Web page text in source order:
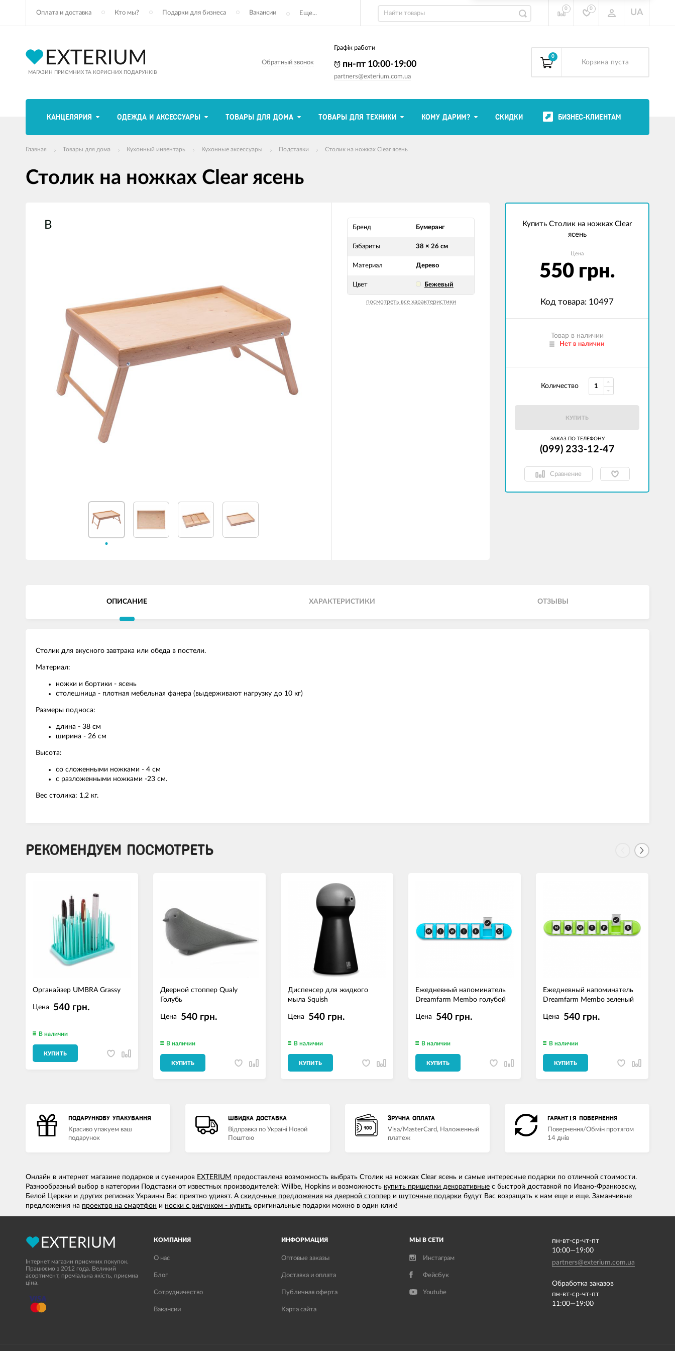
Оплата и доставка Кто мы? Подарки для бизнеса Вакансии Еще...
0 0 UA
МАГАЗИН ПРИЄМНИХ ТА КОРИСНИХ ПОДАРУНКІВ
Обратный звонок
Графік работи
пн-пт 10:00-19:00
partners@exterium.com.ua
0
Корзина пуста
КАНЦЕЛЯРИЯ ОДЕЖДА И АКСЕССУАРЫ ТОВАРЫ ДЛЯ ДОМА ТОВАРЫ ДЛЯ ТЕХНИКИ КОМУ ДАРИМ? СКИДКИ БИЗНЕС-КЛИЕНТАМ
Главная Товары для дома Кухонный инвентарь Кухонные аксессуары Подставки Столик на ножках Clear ясень
Столик на ножках Clear ясень
Бренд Бумеранг
Габариты 38 × 26 см
Материал Дерево
Цвет Бежевый
посмотреть все характеристики
Купить Столик на ножках Clear
ясень
Цена
550 грн.
Код товара: 10497
Товар в наличии
Нет в наличии
Количество
КУПИТЬ
ЗАКАЗ ПО ТЕЛЕФОНУ
(099) 233-12-47
Сравнение
ОПИСАНИЕ ХАРАКТЕРИСТИКИ ОТЗЫВЫ
Столик для вкусного завтрака или обеда в постели.
Материал:
ножки и бортики - ясень
столешница - плотная мебельная фанера (выдерживают нагрузку до 10 кг)
Размеры подноса:
длина - 38 см
ширина - 26 см
Высота:
со сложенными ножками - 4 см
с разложенными ножками -23 см.
Вес столика: 1,2 кг.
РЕКОМЕНДУЕМ ПОСМОТРЕТЬ
Органайзер UMBRA Grassy
Цена 540 грн.
В наличии
КУПИТЬ
Дверной стоппер Qualy
Голубь
Цена 540 грн.
В наличии
КУПИТЬ
Диспенсер для жидкого
мыла Squish
Цена 540 грн.
В наличии
КУПИТЬ
Ежедневный напоминатель
Dreamfarm Membo голубой
Цена 540 грн.
В наличии
КУПИТЬ
Ежедневный напоминатель
Dreamfarm Membo зеленый
Цена 540 грн.
В наличии
КУПИТЬ
ПОДАРУНКОВУ УПАКУВАННЯ
Красиво упакуем ваш
подарунок
ШВИДКА ДОСТАВКА
Відправка по Україні Новой
Поштою
ЗРУЧНА ОПЛАТА
Visa/MasterCard, Наложенный
платеж
ГАРАНТІЯ ПОВЕРНЕННЯ
Повернення/Обмін протягом
14 днів
Онлайн в интернет магазине подарков и сувениров EXTERIUM предоставлена возможность выбрать Столик на ножках Clear ясень и самые интересные подарки по отличной стоимости.
Разнообразный выбор в категории Подставки от известных производителей: Willbe, Hopkins и возможность купить прищепки декоративные с быстрой доставкой по Ивано-Франковску,
Белой Церкви и других регионах Украины Вас приятно удивят. А скидочные предложения на дверной стоппер и шуточные подарки будут Вас возращать к нам еще и еще. Заманчивые
предложения на проектор на смартфон и носки с рисунком - купить оригинальные подарки можно в один клик!
Інтернет магазин приємних покупок.
Працюємо з 2012 года. Великий
асортимент, преміальна якість, приємна
ціна.
КОМПАНИЯ
О нас
Блог
Сотрудничество
Вакансии
ИНФОРМАЦИЯ
Оптовые заказы
Доставка и оплата
Публичная оферта
Карта сайта
МЫ В СЕТИ
Инстаграм
Фейсбук
Youtube
пн-вт-ср-чт-пт
10:00—19:00
partners@exterium.com.ua
Обработка заказов
пн-вт-ср-чт-пт
11:00—19:00